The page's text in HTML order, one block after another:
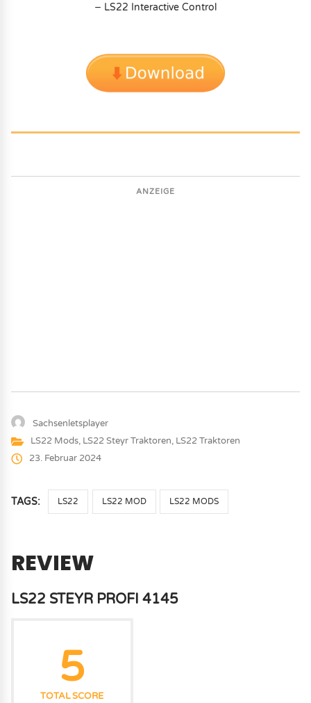
− LS22 Interactive Control
ANZEIGE
Sachsenletsplayer
LS22 Mods, LS22 Steyr Traktoren, LS22 Traktoren
23. Februar 2024
TAGS: LS22 LS22 MOD LS22 MODS
REVIEW
LS22 STEYR PROFI 4145
5
TOTAL SCORE